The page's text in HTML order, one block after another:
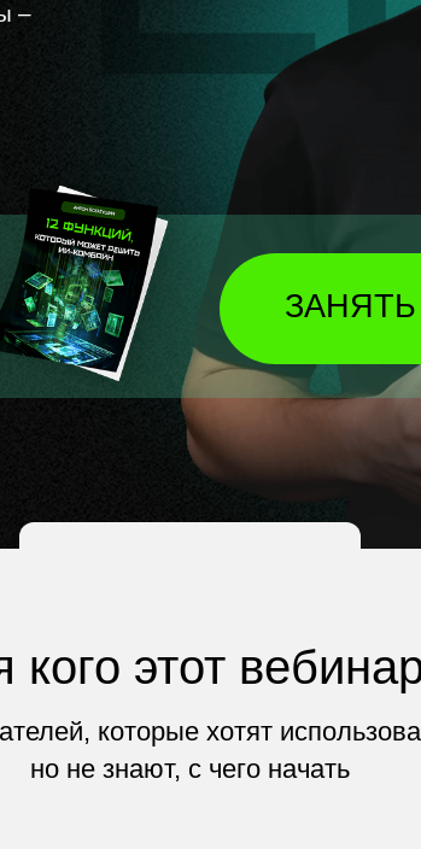
–
кого этот
которые хотят
но не знают, с чего начать